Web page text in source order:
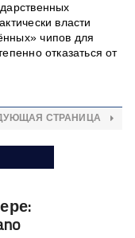
власти
чипов для
отказаться от
СТРАНИЦА